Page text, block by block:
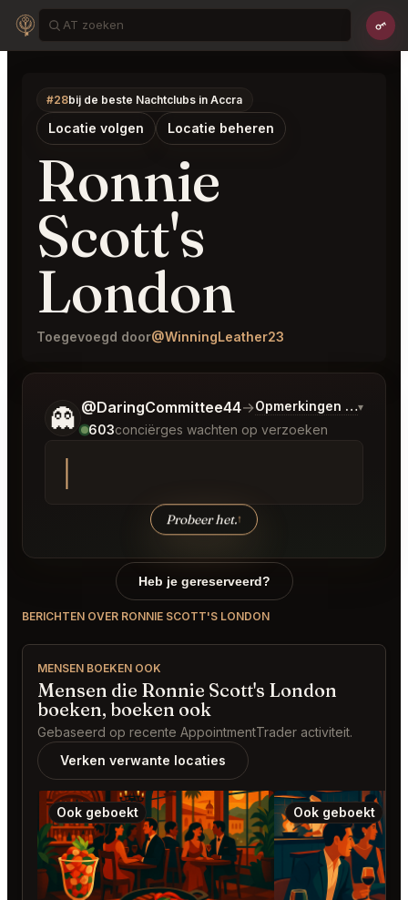
#28bij de beste Nachtclubs in Accra
Locatie volgen Locatie beheren
Ronnie
Scott's
London
Toegevoegd door@WinningLeather23
👻 @DaringCommittee44→Opmerkingen over
▾
603conciërges wachten op verzoeken
Probeer het.↑
Vertel me wat je wilt.
Heb je gereserveerd?
BERICHTEN OVER RONNIE SCOTT'S LONDON
MENSEN BOEKEN OOK
Mensen die Ronnie Scott's London
boeken, boeken ook
Gebaseerd op recente AppointmentTrader activiteit.
Verken verwante locaties
Ook geboekt Ook geboekt